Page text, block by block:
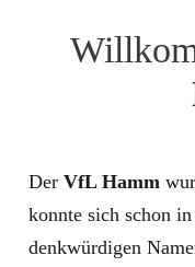
Der VfL Hamm
konnte sich schon
denkwürdigen